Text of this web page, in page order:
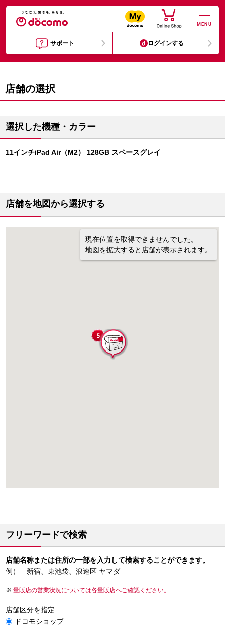
MENU
サポート ログインする
店舗の選択
選択した機種・カラー
11インチiPad Air（M2） 128GB スペースグレイ
店舗を地図から選択する
現在位置を取得できませんでした。
地図を拡大すると店舗が表示されます。
フリーワードで検索
店舗名称または住所の一部を入力して検索することができます。
例） 新宿、東池袋、浪速区 ヤマダ
量販店の営業状況については各量販店へご確認ください。
店舗区分を指定
ドコモショップ